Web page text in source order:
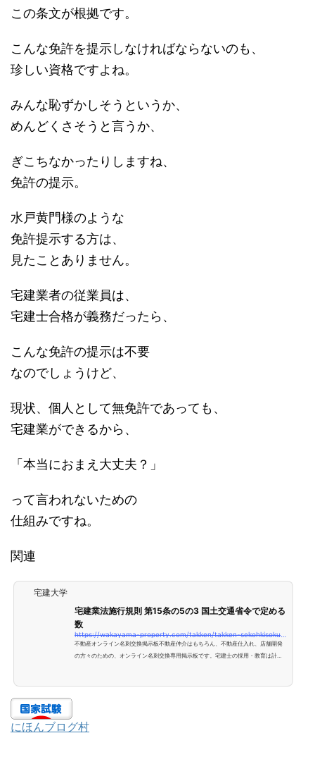
この条文が根拠です。
こんな免許を提示しなければならないのも、
珍しい資格ですよね。
みんな恥ずかしそうというか、
めんどくさそうと言うか、
ぎこちなかったりしますね、
免許の提示。
水戸黄門様のような
免許提示する方は、
見たことありません。
宅建業者の従業員は、
宅建士合格が義務だったら、
こんな免許の提示は不要
なのでしょうけど、
現状、個人として無免許であっても、
宅建業ができるから、
「本当におまえ大丈夫？」
って言われないための
仕組みですね。
関連
宅建大学
宅建業法施行規則 第15条の5の3 国土交通省令で定める
数
不動産オンライン名刺交換掲示板不動産仲介はもちろん、不動産仕入れ、店舗開発
の方々のための、オンライン名刺交換専用掲示板です。宅建士の採用・教育は計画
にほんブログ村